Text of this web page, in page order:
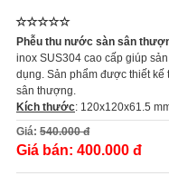
Phễu thu nước sàn sân
inox SUS304 cao cấp giúp
dụng. Sản phẩm được thiết
sân thượng.
Kích thước: 120x120x61.5
Giá: 540.000 đ
Giá bán: 400.000 đ